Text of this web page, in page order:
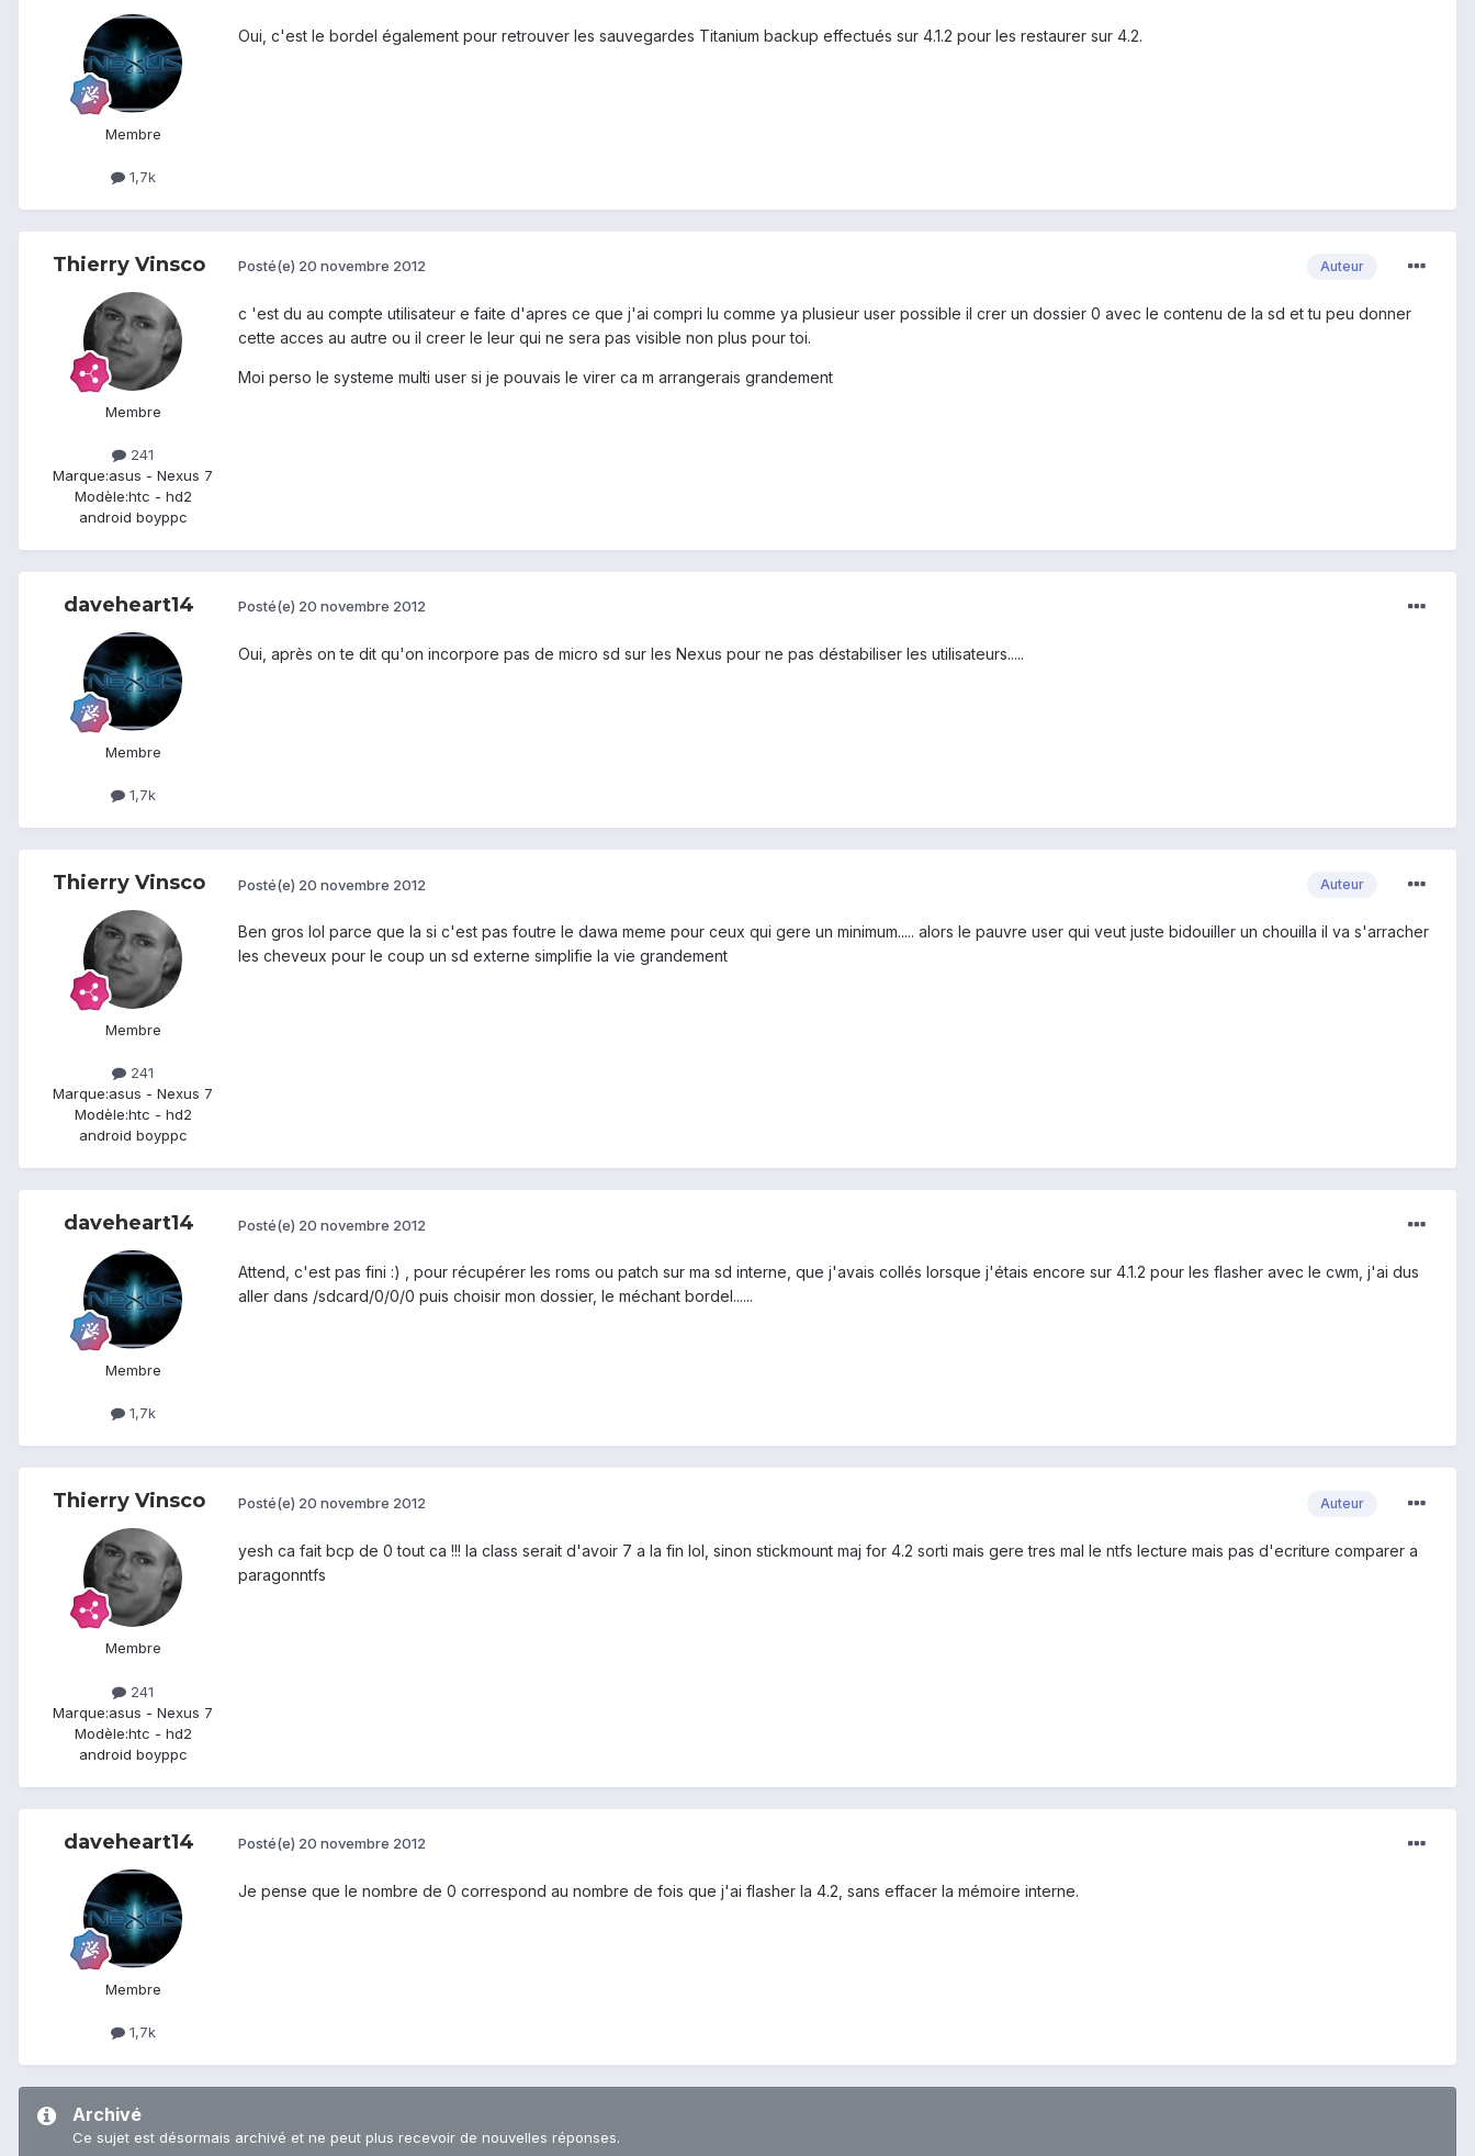
Membre
1,7k
Oui, c'est le bordel également pour retrouver les sauvegardes Titanium backup effectués sur 4.1.2 pour les restaurer sur 4.2.
Thierry Vinsco
Membre
241
Marque:asus - Nexus 7
Modèle:htc - hd2
android boyppc
Auteur
Posté(e) 20 novembre 2012
c 'est du au compte utilisateur e faite d'apres ce que j'ai compri lu comme ya plusieur user possible il crer un dossier 0 avec le contenu de la sd et tu peu donner
cette acces au autre ou il creer le leur qui ne sera pas visible non plus pour toi.
Moi perso le systeme multi user si je pouvais le virer ca m arrangerais grandement
daveheart14
Membre
1,7k
Posté(e) 20 novembre 2012
Oui, après on te dit qu'on incorpore pas de micro sd sur les Nexus pour ne pas déstabiliser les utilisateurs.....
Thierry Vinsco
Membre
241
Marque:asus - Nexus 7
Modèle:htc - hd2
android boyppc
Auteur
Posté(e) 20 novembre 2012
Ben gros lol parce que la si c'est pas foutre le dawa meme pour ceux qui gere un minimum..... alors le pauvre user qui veut juste bidouiller un chouilla il va s'arracher
les cheveux pour le coup un sd externe simplifie la vie grandement
daveheart14
Membre
1,7k
Posté(e) 20 novembre 2012
Attend, c'est pas fini :) , pour récupérer les roms ou patch sur ma sd interne, que j'avais collés lorsque j'étais encore sur 4.1.2 pour les flasher avec le cwm, j'ai dus
aller dans /sdcard/0/0/0 puis choisir mon dossier, le méchant bordel......
Thierry Vinsco
Membre
241
Marque:asus - Nexus 7
Modèle:htc - hd2
android boyppc
Auteur
Posté(e) 20 novembre 2012
yesh ca fait bcp de 0 tout ca !!! la class serait d'avoir 7 a la fin lol, sinon stickmount maj for 4.2 sorti mais gere tres mal le ntfs lecture mais pas d'ecriture comparer a
paragonntfs
daveheart14
Membre
1,7k
Posté(e) 20 novembre 2012
Je pense que le nombre de 0 correspond au nombre de fois que j'ai flasher la 4.2, sans effacer la mémoire interne.
Archivé
Ce sujet est désormais archivé et ne peut plus recevoir de nouvelles réponses.